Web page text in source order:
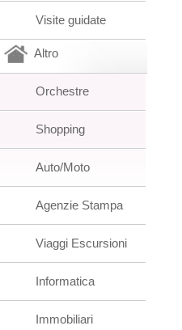
Visite guidate
Altro
Orchestre
Shopping
Auto/Moto
Agenzie Stampa
Viaggi Escursioni
Informatica
Immobiliari